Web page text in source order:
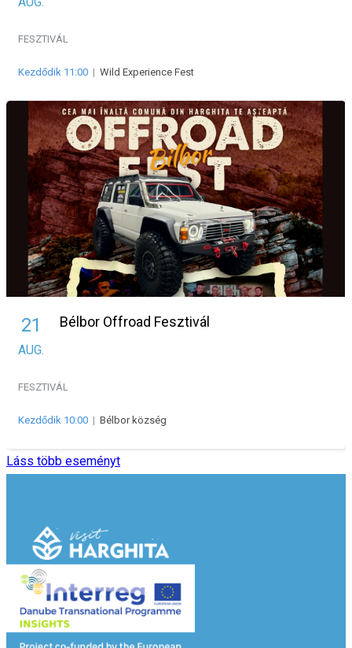
FESZTIVÁL
Kezdődik 11:00 | Wild Experience Fest
21
AUG.
Bélbor Offroad Fesztivál
FESZTIVÁL
Kezdődik 10:00 | Bélbor község
Láss több eseményt